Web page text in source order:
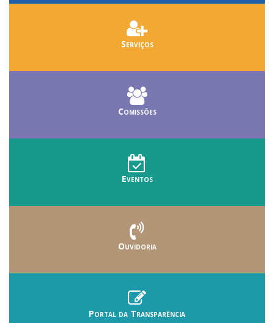
Serviços
Comissões
Eventos
Ouvidoria
Portal da Transparência